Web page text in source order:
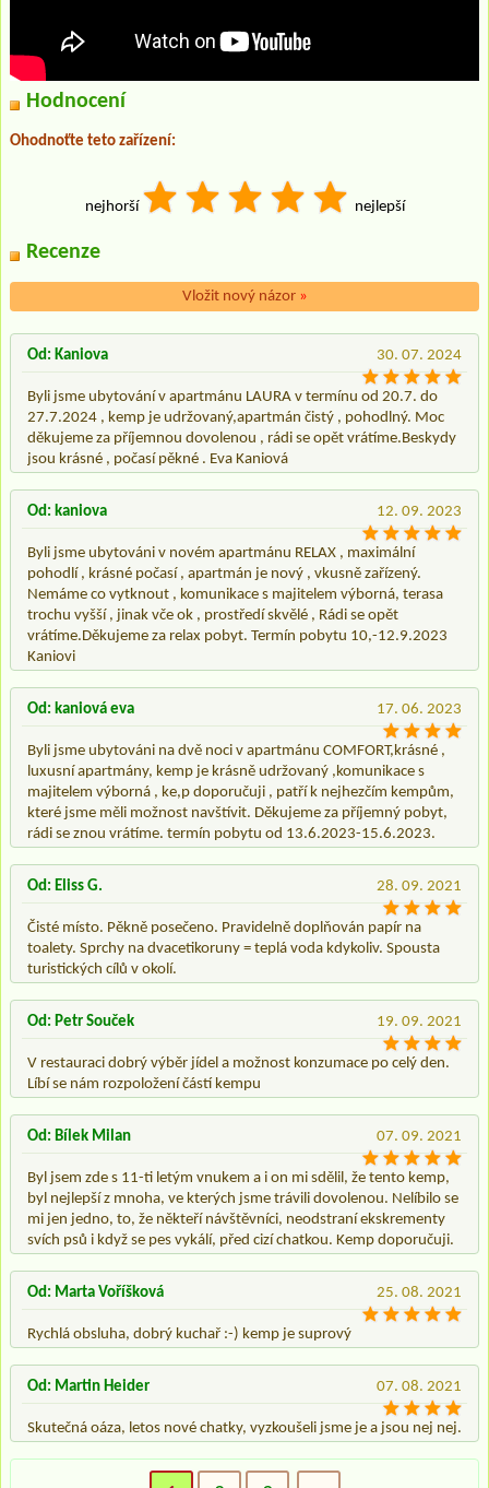
Hodnocení
Ohodnoťte teto zařízení:
nejhorší nejlepší
Recenze
Vložit nový názor »
30. 07. 2024
Od: Kaniova
Byli jsme ubytování v apartmánu LAURA v termínu od 20.7. do
27.7.2024 , kemp je udržovaný,apartmán čistý , pohodlný. Moc
děkujeme za příjemnou dovolenou , rádi se opět vrátíme.Beskydy
jsou krásné , počasí pěkné . Eva Kaniová
12. 09. 2023
Od: kaniova
Byli jsme ubytováni v novém apartmánu RELAX , maximální
pohodlí , krásné počasí , apartmán je nový , vkusně zařízený.
Nemáme co vytknout , komunikace s majitelem výborná, terasa
trochu vyšší , jinak vče ok , prostředí skvělé , Rádi se opět
vrátíme.Děkujeme za relax pobyt. Termín pobytu 10,-12.9.2023
Kaniovi
17. 06. 2023
Od: kaniová eva
Byli jsme ubytováni na dvě noci v apartmánu COMFORT,krásné ,
luxusní apartmány, kemp je krásně udržovaný ,komunikace s
majitelem výborná , ke,p doporučuji , patří k nejhezčím kempům,
které jsme měli možnost navštívit. Děkujeme za příjemný pobyt,
rádi se znou vrátíme. termín pobytu od 13.6.2023-15.6.2023.
28. 09. 2021
Od: Eliss G.
Čisté místo. Pěkně posečeno. Pravidelně doplňován papír na
toalety. Sprchy na dvacetikoruny = teplá voda kdykoliv. Spousta
turistických cílů v okolí.
19. 09. 2021
Od: Petr Souček
V restauraci dobrý výběr jídel a možnost konzumace po celý den.
Líbí se nám rozpoložení částí kempu
07. 09. 2021
Od: Bílek Milan
Byl jsem zde s 11-ti letým vnukem a i on mi sdělil, že tento kemp,
byl nejlepší z mnoha, ve kterých jsme trávili dovolenou. Nelíbilo se
mi jen jedno, to, že někteří návštěvníci, neodstraní ekskrementy
svích psů i když se pes vykálí, před cizí chatkou. Kemp doporučuji.
25. 08. 2021
Od: Marta Voříšková
Rychlá obsluha, dobrý kuchař :-) kemp je suprový
07. 08. 2021
Od: Martin Heider
Skutečná oáza, letos nové chatky, vyzkoušeli jsme je a jsou nej nej.